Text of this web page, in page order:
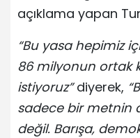
açıklama yapan
“Bu yasa hepimiz
86 milyonun ortak
istiyoruz”diyerek,
sadece bir metnin
değil. Barışa,